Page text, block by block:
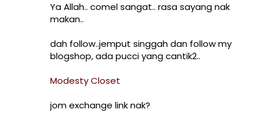
Ya Allah.. comel sangat.. rasa sayang nak
makan..
dah follow..jemput singgah dan follow my
blogshop, ada pucci yang cantik2..
Modesty Closet
jom exchange link nak?